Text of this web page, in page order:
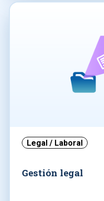
Legal / Laboral
Gestión legal